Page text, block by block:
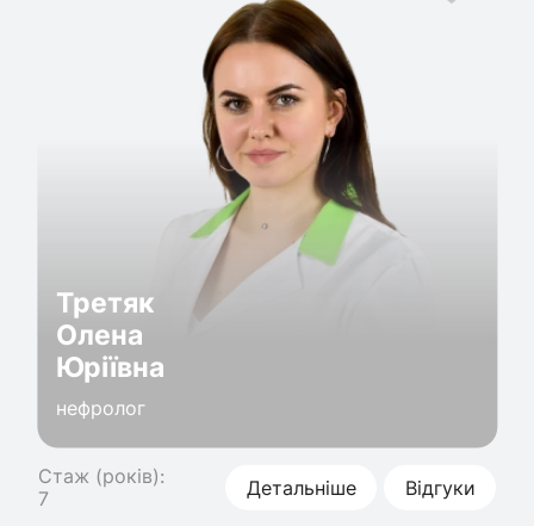
Третяк
Олена
Юріївна
нефролог
Стаж (років):
7
Детальніше Відгуки